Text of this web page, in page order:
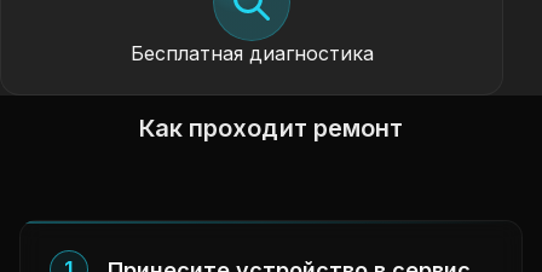
Бесплатная диагностика
Как проходит ремонт